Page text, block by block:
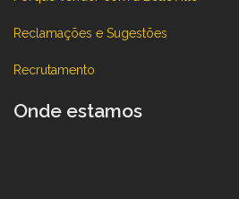
Reclamações e Sugestões
Recrutamento
Onde estamos